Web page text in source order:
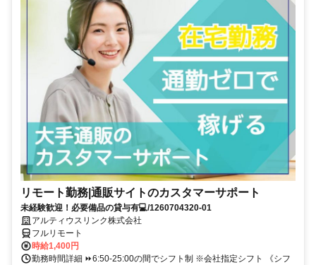
リモート勤務|通販サイトのカスタマーサポート
未経験歓迎！必要備品の貸与有💻/1260704320-01
アルティウスリンク株式会社
フルリモート
時給1,400円
勤務時間詳細 ⏩6:50-25:00の間でシフト制 ※会社指定シフト 《シフ